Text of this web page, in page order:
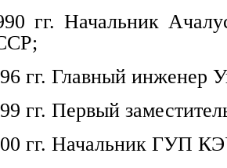
гг. Начальник
гг. Главный
гг. Первый
гг. Начальник ГУП